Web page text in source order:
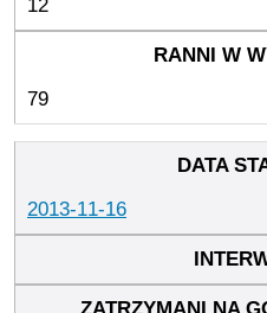
12
79
2013-11-16